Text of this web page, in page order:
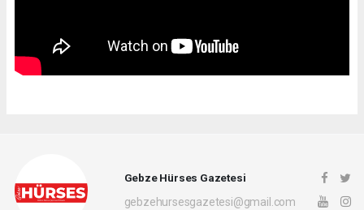
Gebze Hürses Gazetesi
gebzehursesgazetesi@gmail.com